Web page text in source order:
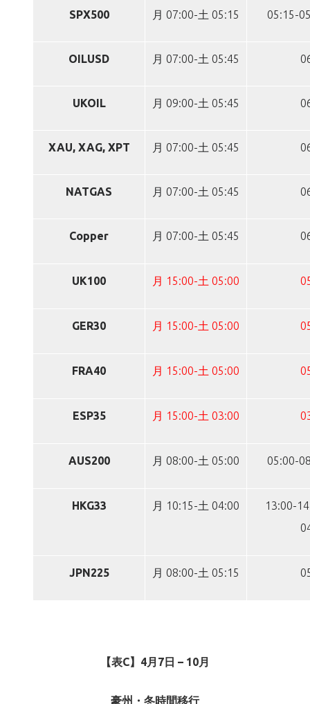
SPX500 月 07:00-土 05:15 05:15-
OILUSD 月 07:00-土 05:45
UKOIL 月 09:00-土 05:45
XAU, XAG, XPT 月 07:00-土 05:45
NATGAS 月 07:00-土 05:45
Copper 月 07:00-土 05:45
UK100 月 15:00-土 05:00
GER30 月 15:00-土 05:00
FRA40 月 15:00-土 05:00
ESP35 月 15:00-土 03:00
AUS200 月 08:00-土 05:00 05:00-
HKG33 月 10:15-土 04:00
13:00-
JPN225 月 08:00-土 05:15
【表C】4月7日 – 10月
豪州・冬時間移行